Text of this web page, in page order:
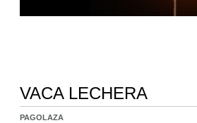
VACA LECHERA
PAGOLAZA